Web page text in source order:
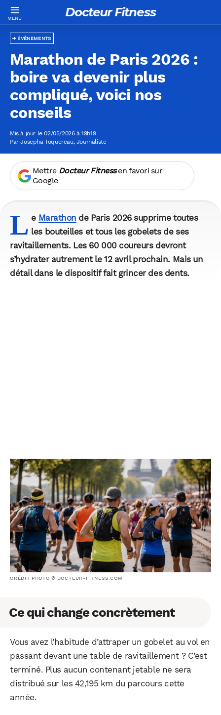
Docteur Fitness
ÉVÈNEMENTS
Marathon de Paris 2026 :
boire va devenir plus
compliqué, voici nos
conseils
Mis à jour le 02/05/2026 à 19h19
ParJosepha Toquereau, Journaliste
Mettre Docteur Fitnessen favori sur
Google
L e Marathon de Paris 2026 supprime toutes
les bouteilles et tous les gobelets de ses
ravitaillements. Les 60 000 coureurs devront
s’hydrater autrement le 12 avril prochain. Mais un
détail dans le dispositif fait grincer des dents.
CRÉDIT PHOTO © DOCTEUR-FITNESS.COM
Ce qui change concrètement
Vous avez l’habitude d’attraper un gobelet au vol en
passant devant une table de ravitaillement ? C’est
terminé. Plus aucun contenant jetable ne sera
distribué sur les 42,195 km du parcours cette
année.